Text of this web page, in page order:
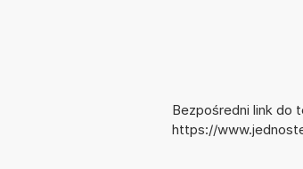
Bezpośredni link do
https://